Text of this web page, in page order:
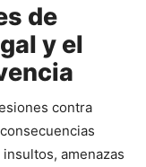
de
y el
contra
amenazas